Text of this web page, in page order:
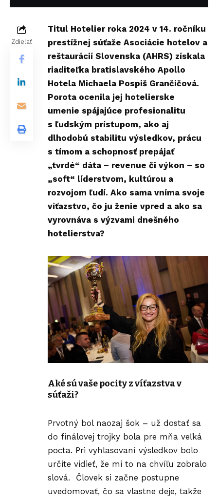
Zdieľať
Titul Hotelier roka 2024 v 14. ročníku
prestížnej súťaže Asociácie hotelov a
reštaurácií Slovenska (AHRS) získala
riaditeľka bratislavského Apollo
Hotela Michaela Pospiš Grančičová.
Porota ocenila jej hotelierske
umenie spájajúce profesionalitu
s ľudským prístupom, ako aj
dlhodobú stabilitu výsledkov, prácu
s tímom a schopnosť prepájať
„tvrdé“ dáta – revenue či výkon – so
„soft“ líderstvom, kultúrou a
rozvojom ľudí. Ako sama vníma svoje
víťazstvo, čo ju ženie vpred a ako sa
vyrovnáva s výzvami dnešného
hotelierstva?
Aké sú vaše pocity z víťazstva v
súťaži?
Prvotný bol naozaj šok – už dostať sa
do finálovej trojky bola pre mňa veľká
pocta. Pri vyhlasovaní výsledkov bolo
určite vidieť, že mi to na chvíľu zobralo
slová. Človek si začne postupne
uvedomovať, čo sa vlastne deje, takže